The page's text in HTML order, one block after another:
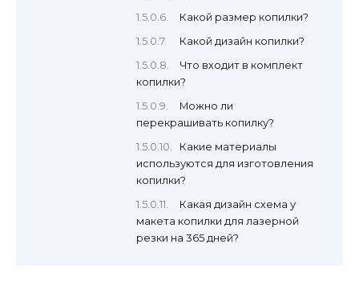
Какой размер копилки?
Какой дизайн копилки?
Что входит в комплект
копилки?
Можно ли
перекрашивать копилку?
Какие материалы
используются для изготовления
копилки?
Какая дизайн схема у
макета копилки для лазерной
резки на 365 дней?